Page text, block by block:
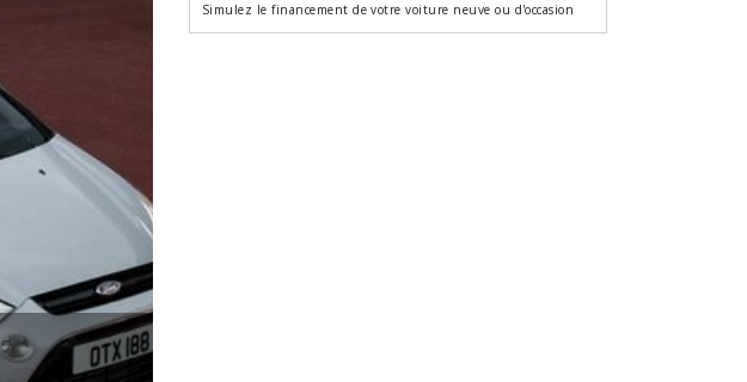
Simulez le financement de votre voiture neuve ou d'occasion